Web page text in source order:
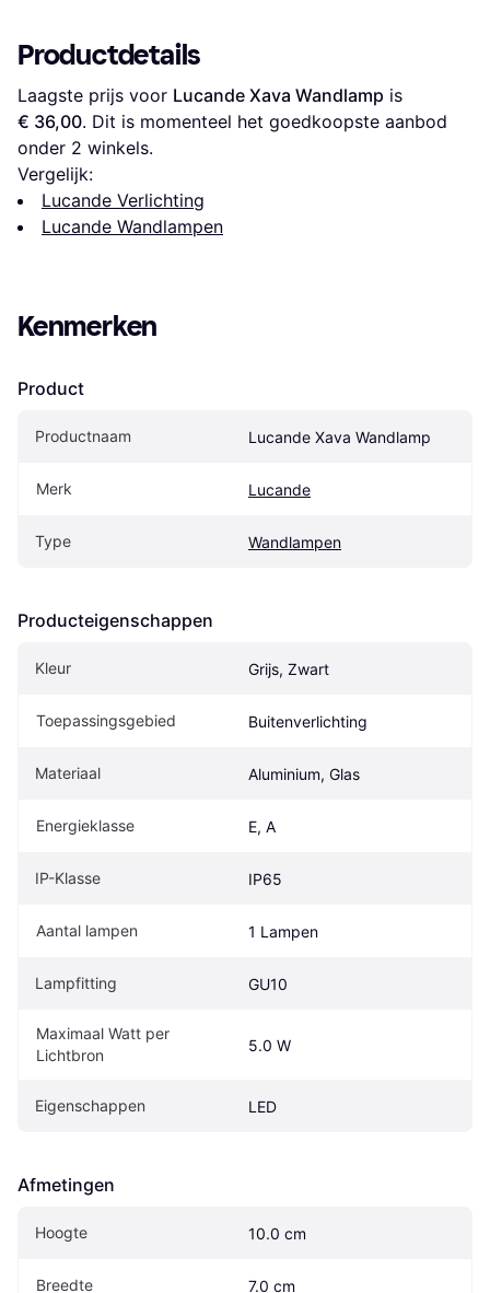
Productdetails
Laagste prijs voor Lucande Xava Wandlamp
€ 36,00. Dit is momenteel het goedkoopste aanbod
onder 2 winkels.
Vergelijk:
Lucande Verlichting
Lucande Wandlampen
Kenmerken
Product
Productnaam Lucande Xava Wandlamp
Merk Lucande
Type Wandlampen
Producteigenschappen
Kleur Grijs, Zwart
Toepassingsgebied Buitenverlichting
Materiaal Aluminium, Glas
Energieklasse E, A
IP-Klasse IP65
Aantal lampen 1 Lampen
Lampfitting GU10
Maximaal Watt per
Lichtbron
5.0 W
Eigenschappen LED
Afmetingen
Hoogte 10.0 cm
Breedte 7.0 cm